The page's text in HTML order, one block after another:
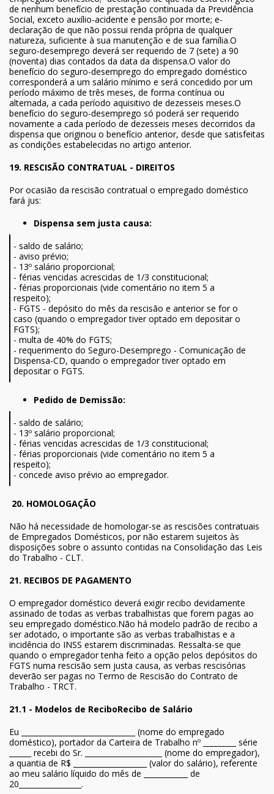
de nenhum benefício de prestação continuada da Previdência
Social, exceto auxílio-acidente e pensão por morte; e-
declaração de que não possui renda própria de qualquer
natureza, suficiente à sua manutenção e de sua família.O
seguro-desemprego deverá ser requerido de 7 (sete) a 90
(noventa) dias contados da data da dispensa.O valor do
benefício do seguro-desemprego do empregado doméstico
corresponderá a um salário mínimo e será concedido por um
período máximo de três meses, de forma contínua ou
alternada, a cada período aquisitivo de dezesseis meses.O
benefício do seguro-desemprego só poderá ser requerido
novamente a cada período de dezesseis meses decorridos da
dispensa que originou o benefício anterior, desde que satisfeitas
as condições estabelecidas no artigo anterior.
19. RESCISÃO CONTRATUAL - DIREITOS
Por ocasião da rescisão contratual o empregado doméstico
fará jus:
Dispensa sem justa causa:
- saldo de salário;
- aviso prévio;
- 13º salário proporcional;
- férias vencidas acrescidas de 1/3 constitucional;
- férias proporcionais (vide comentário no item 5 a
respeito);
- FGTS - depósito do mês da rescisão e anterior se for o
caso (quando o empregador tiver optado em depositar o
FGTS);
- multa de 40% do FGTS;
- requerimento do Seguro-Desemprego - Comunicação de
Dispensa-CD, quando o empregador tiver optado em
depositar o FGTS.
Pedido de Demissão:
- saldo de salário;
- 13º salário proporcional;
- férias vencidas acrescidas de 1/3 constitucional;
- férias proporcionais (vide comentário no item 5 a
respeito);
- concede aviso prévio ao empregador.
20. HOMOLOGAÇÃO
Não há necessidade de homologar-se as rescisões contratuais
de Empregados Domésticos, por não estarem sujeitos às
disposições sobre o assunto contidas na Consolidação das Leis
do Trabalho - CLT.
21. RECIBOS DE PAGAMENTO
O empregador doméstico deverá exigir recibo devidamente
assinado de todas as verbas trabalhistas que forem pagas ao
seu empregado doméstico.Não há modelo padrão de recibo a
ser adotado, o importante são as verbas trabalhistas e a
incidência do INSS estarem discriminadas. Ressalta-se que
quando o empregador tenha feito a opção pelos depósitos do
FGTS numa rescisão sem justa causa, as verbas rescisórias
deverão ser pagas no Termo de Rescisão do Contrato de
Trabalho - TRCT.
21.1 - Modelos de ReciboRecibo de Salário
Eu _______________________________ (nome do empregado
doméstico), portador da Carteira de Trabalho nº _________ série
______ recebi do Sr. _____________________ (nome do empregador),
a quantia de R$ ____________________ (valor do salário), referente
ao meu salário líquido do mês de ____________ de
20_________________.